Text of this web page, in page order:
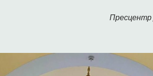
Пресцентр